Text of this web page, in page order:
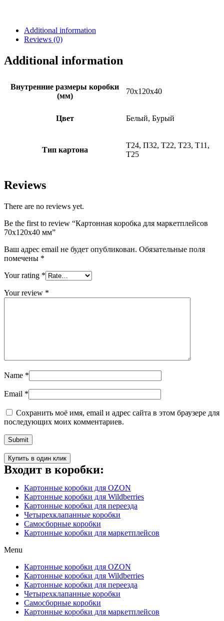
Additional information
Reviews (0)
Additional information
Внутренние размеры коробки
(мм)
70х120х40
Цвет Белый, Бурый
Тип картона
Т24, П32, Т22, Т23, Т11,
Т25
Reviews
There are no reviews yet.
Be the first to review “Картонная коробка для маркетплейсов
70х120х40 мм”
Ваш адрес email не будет опубликован. Обязательные поля
помечены *
Your rating *
Your review *
Name *
Email *
Сохранить моё имя, email и адрес сайта в этом браузере для
последующих моих комментариев.
Купить в один клик
Входит в коробки:
Картонные коробки для OZON
Картонные коробки для Wildberries
Картонные коробки для переезда
Четырехклапанные коробки
Самосборные коробки
Картонные коробки для маркетплейсов
Menu
Картонные коробки для OZON
Картонные коробки для Wildberries
Картонные коробки для переезда
Четырехклапанные коробки
Самосборные коробки
Картонные коробки для маркетплейсов